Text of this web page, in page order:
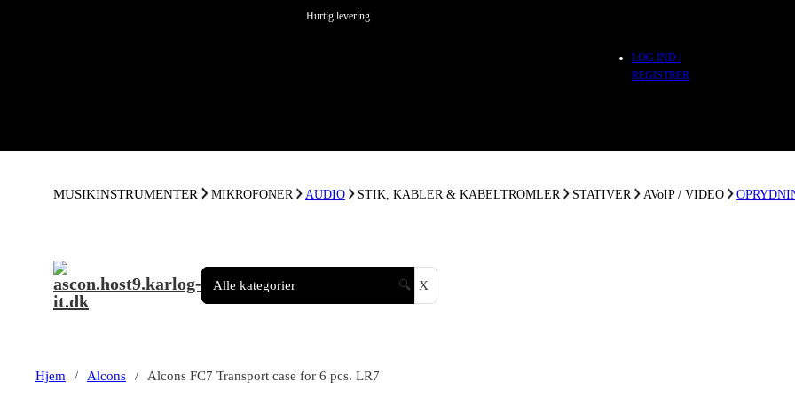
Hurtig levering
LOG IND /
REGISTRER
MUSIKINSTRUMENTER MIKROFONER AUDIO STIK, KABLER & KABELTROMLER STATIVER AVoIP / VIDEO
🔍 X
Hjem / Alcons / Alcons FC7 Transport case for 6 pcs. LR7